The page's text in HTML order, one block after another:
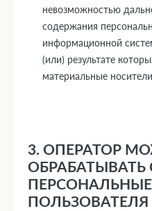
невозможностью
содержания
информационной
(или) результате
материальные
3. ОПЕРАТОР
ПОЛЬЗОВАТЕЛЯ